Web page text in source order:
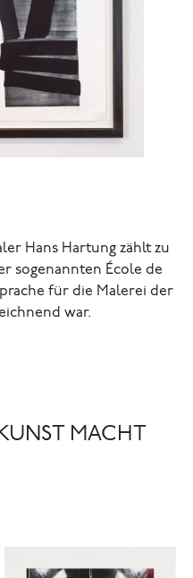
Hans Hartung zählt zu
sogenannten École de
für die Malerei der
war.
MACHT